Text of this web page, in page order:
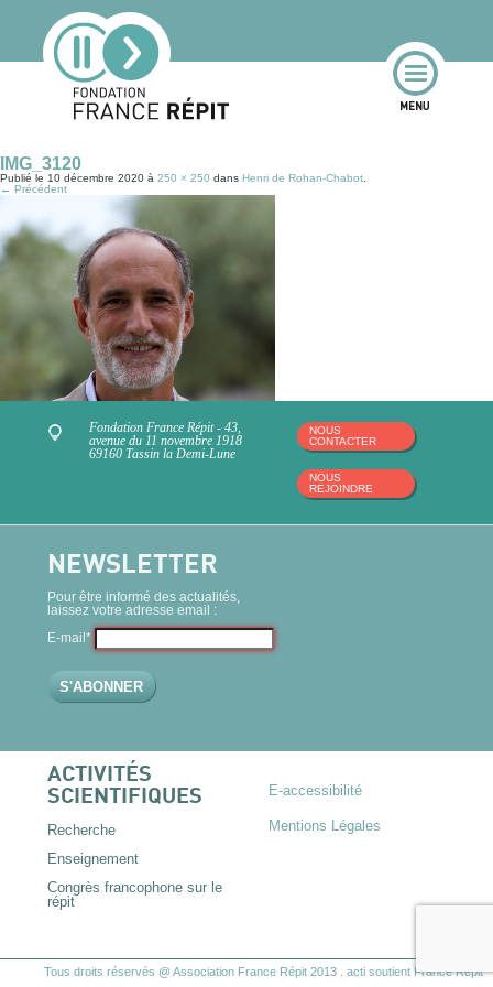
IMG_3120
Publié le 10 décembre 2020 à 250 × 250 dans Henri de Rohan-Chabot
← Précédent
Fondation France Répit - 43,
avenue du 11 novembre 1918
69160 Tassin la Demi-Lune
NOUS
CONTACTER
NOUS
REJOINDRE
NEWSLETTER
Pour être informé des actualités,
laissez votre adresse email :
E-mail*
ACTIVITÉS
SCIENTIFIQUES
Recherche
Enseignement
Congrès francophone sur le
répit
E-accessibilité
Mentions Légales
Tous droits réservés @ Association France Répit 2013 .acti soutient France Répit